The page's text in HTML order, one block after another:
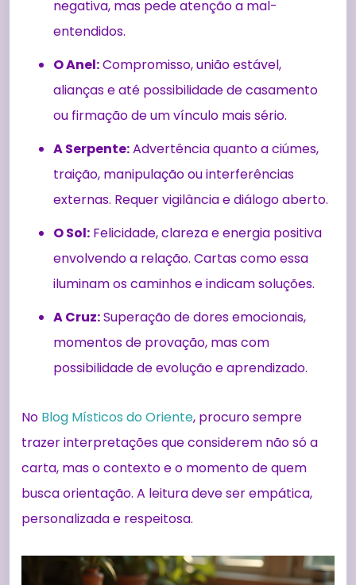
negativa, mas pede atenção a mal-
entendidos.
O Anel:Compromisso, união estável,
alianças e até possibilidade de casamento
ou firmação de um vínculo mais sério.
A Serpente:Advertência quanto a ciúmes,
traição, manipulação ou interferências
externas. Requer vigilância e diálogo aberto.
O Sol: Felicidade, clareza e energia positiva
envolvendo a relação. Cartas como essa
iluminam os caminhos e indicam soluções.
A Cruz:Superação de dores emocionais,
momentos de provação, mas com
possibilidade de evolução e aprendizado.
No Blog Místicos do Oriente, procuro sempre
trazer interpretações que considerem não só a
carta, mas o contexto e o momento de quem
busca orientação. A leitura deve ser empática,
personalizada e respeitosa.